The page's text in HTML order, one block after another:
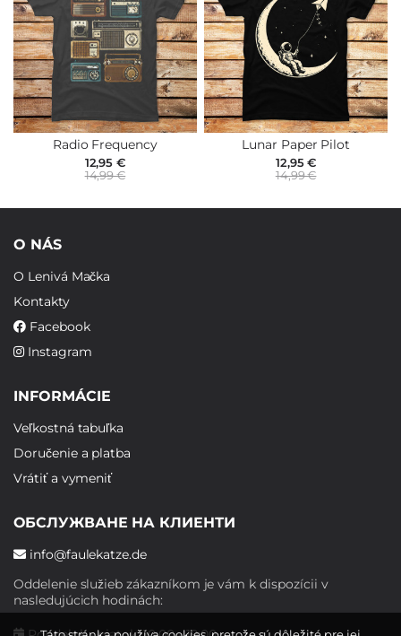
Radio Frequency
12,95 €
14,99 €
Lunar Paper Pilot
12,95 €
14,99 €
O NÁS
O Lenivá Mačka
Kontakty
Facebook
Instagram
INFORMÁCIE
Veľkostná tabuľka
Doručenie a platba
Vrátiť a vymeniť
ОБСЛУЖВАНЕ НА КЛИЕНТИ
info@faulekatze.de
Oddelenie služieb zákazníkom je vám k dispozícii v
nasledujúcich hodinách: